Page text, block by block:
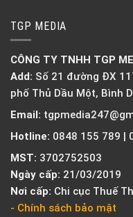
TGP MEDIA
CÔNG TY TNHH TGP
Add: Số 21 đường ĐX
phố Thủ Dầu Một, Bình
Email:
Hotline: 0848 155 789 |
MST: 3702752503
Ngày cấp: 21/03/2019
Nơi cấp: Chi cục Thuế
- Chính sách bảo mật